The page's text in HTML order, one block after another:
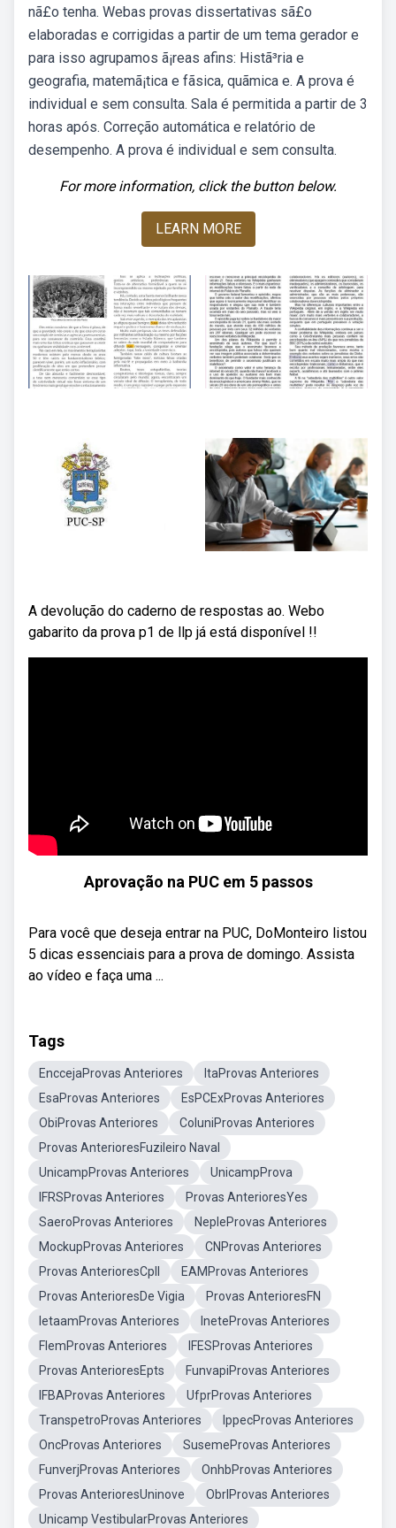
nã£o tenha. Webas provas dissertativas sã£o
elaboradas e corrigidas a partir de um tema gerador e
para isso agrupamos ã¡reas afins: Histã³ria e
geografia, matemã¡tica e fã­sica, quã­mica e. A prova é
individual e sem consulta. Sala é permitida a partir de 3
horas após. Correção automática e relatório de
desempenho. A prova é individual e sem consulta.
For more information, click the button below.
LEARN MORE
A devolução do caderno de respostas ao. Webo
gabarito da prova p1 de llp já está disponível !!
Aprovação na PUC em 5 passos
Para você que deseja entrar na PUC, DoMonteiro listou
5 dicas essenciais para a prova de domingo. Assista
ao vídeo e faça uma ...
Tags
EnccejaProvas Anteriores
ItaProvas Anteriores
EsaProvas Anteriores
EsPCExProvas Anteriores
ObiProvas Anteriores
ColuniProvas Anteriores
Provas AnterioresFuzileiro Naval
UnicampProvas Anteriores
UnicampProva
IFRSProvas Anteriores
Provas AnterioresYes
SaeroProvas Anteriores
NepleProvas Anteriores
MockupProvas Anteriores
CNProvas Anteriores
Provas AnterioresCpll
EAMProvas Anteriores
Provas AnterioresDe Vigia
Provas AnterioresFN
IetaamProvas Anteriores
IneteProvas Anteriores
FlemProvas Anteriores
IFESProvas Anteriores
Provas AnterioresEpts
FunvapiProvas Anteriores
IFBAProvas Anteriores
UfprProvas Anteriores
TranspetroProvas Anteriores
IppecProvas Anteriores
OncProvas Anteriores
SusemeProvas Anteriores
FunverjProvas Anteriores
OnhbProvas Anteriores
Provas AnterioresUninove
ObrlProvas Anteriores
Unicamp VestibularProvas Anteriores